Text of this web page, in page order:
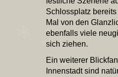
Schlossplatz
Mal von den
ebenfalls viele
sich ziehen.
Ein weiterer
Innenstadt sind